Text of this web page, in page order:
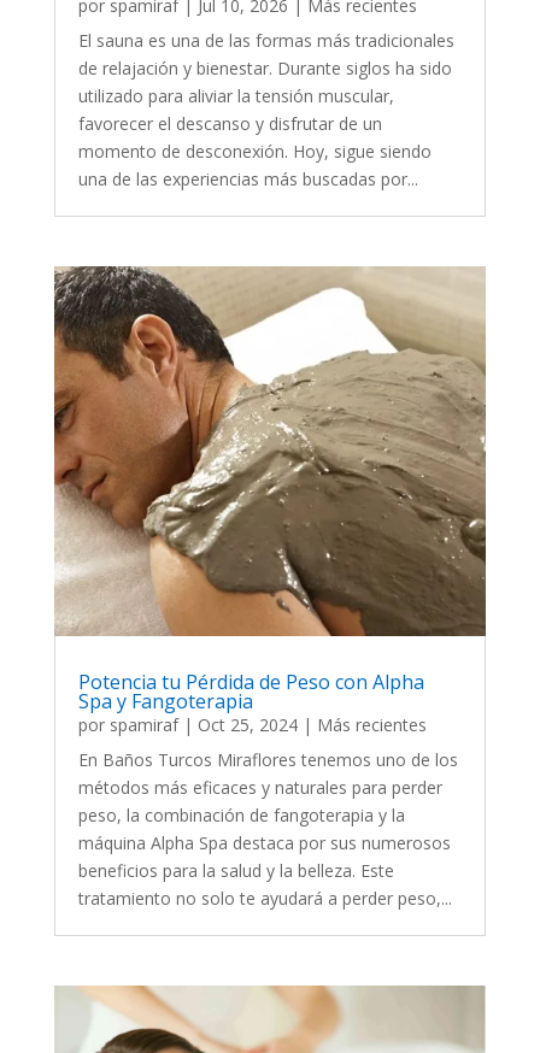
por spamiraf| Jul 10, 2026 | Más recientes
El sauna es una de las formas más tradicionales
de relajación y bienestar. Durante siglos ha sido
utilizado para aliviar la tensión muscular,
favorecer el descanso y disfrutar de un
momento de desconexión. Hoy, sigue siendo
una de las experiencias más buscadas por...
Potencia tu Pérdida de Peso con Alpha
Spa y Fangoterapia
por spamiraf| Oct 25, 2024| Más recientes
En Baños Turcos Miraflores tenemos uno de los
métodos más eficaces y naturales para perder
peso, la combinación de fangoterapia y la
máquina Alpha Spa destaca por sus numerosos
beneficios para la salud y la belleza. Este
tratamiento no solo te ayudará a perder peso,...